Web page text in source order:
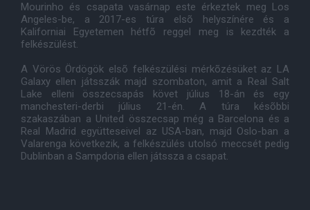
Mourinho és csapata vasárnap este érkeztek meg Los
Angeles-be, a 2017-es túra elsõ helyszínére és a
Kaliforniai Egyetemen hétfõ reggel meg is kezdték a
felkészülést.
A Vörös Ördögök elsõ felkészülési mérkõzésüket az LA
Galaxy ellen játsszák majd szombaton, amit a Real Salt
Lake elleni összecsapás követ július 18-án és egy
manchesteri-derbi július 21-én. A túra késõbbi
szakaszában a United összecsap még a Barcelona és a
Real Madrid együtteseivel az USA-ban, majd Oslo-ban a
Valarenga következik, a felkészülés utolsó meccsét pedig
Dublinban a Sampdoria ellen játssza a csapat.